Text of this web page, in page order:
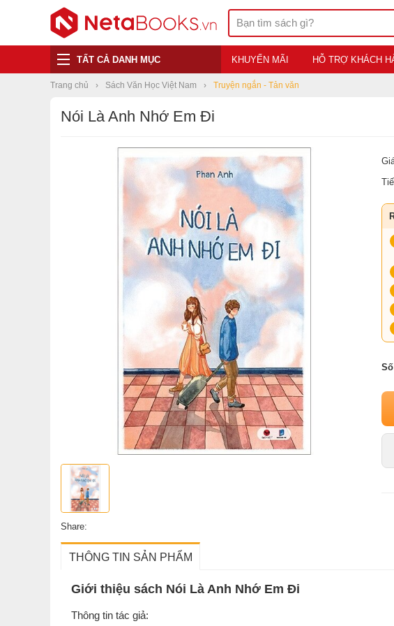
TẤT CẢ DANH MỤC KHUYẾN MÃI HỖ TRỢ KHÁCH
Trang chủ Sách Văn Học Việt Nam Truyện ngắn - Tản văn
Nói Là Anh Nhớ Em Đi
Share:
THÔNG TIN SẢN PHẨM
Giới thiệu sách Nói Là Anh Nhớ Em Đi
Thông tin tác giả: